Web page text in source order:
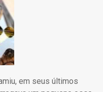
em seus últimos